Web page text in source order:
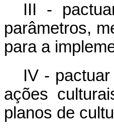
III -
parâmetros,
para a
IV -
ações
planos de